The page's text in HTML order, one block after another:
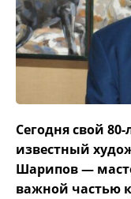
Сегодня свой
известный
Шарипов —
важной частью